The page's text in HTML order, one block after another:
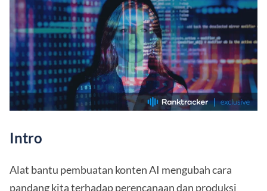
Intro
Alat bantu pembuatan konten AI mengubah cara
pandang kita terhadap perencanaan dan produksi